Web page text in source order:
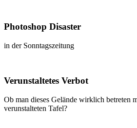
Photoshop Disaster
in der Sonntagszeitung
Verunstaltetes Verbot
Ob man dieses Gelände wirklich betreten
verunstalteten Tafel?